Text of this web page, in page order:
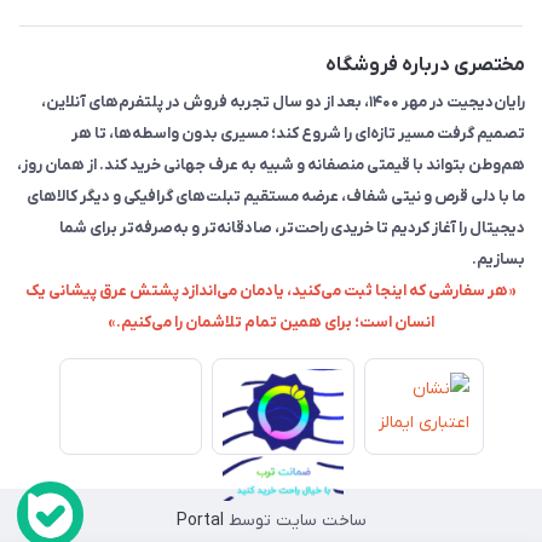
مختصری درباره فروشگاه
رایان‌دیجیت در مهر ۱۴۰۰، بعد از دو سال تجربه فروش در پلتفرم‌های آنلاین،
تصمیم گرفت مسیر تازه‌ای را شروع کند؛ مسیری بدون واسطه‌ها، تا هر
هم‌وطن بتواند با قیمتی منصفانه و شبیه به عرف جهانی خرید کند. از همان روز،
ما با دلی قرص و نیتی شفاف، عرضه مستقیم تبلت‌های گرافیکی و دیگر کالاهای
دیجیتال را آغاز کردیم تا خریدی راحت‌تر، صادقانه‌تر و به‌صرفه‌تر برای شما
بسازیم.
«هر سفارشی که اینجا ثبت می‌کنید، یادمان می‌اندازد پشتش عرق پیشانی یک
انسان است؛ برای همین تمام تلاشمان را می‌کنیم.»
ساخت سایت توسط Portal